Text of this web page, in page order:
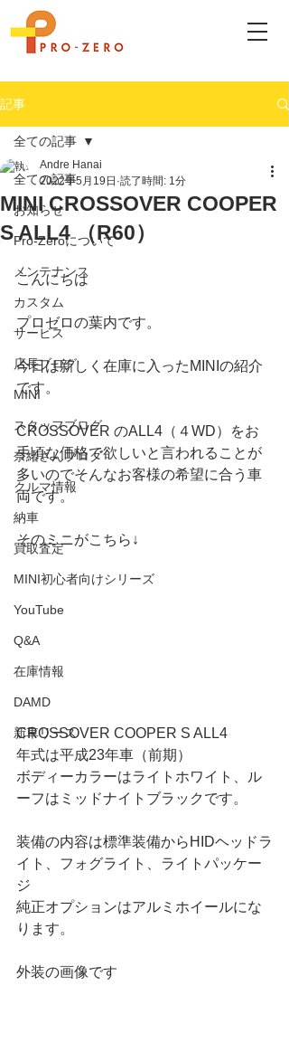
記事
全ての記事
お知らせ
Pro-Zeroについて
メンテナンス
カスタム
サービス
店長ブログ
MINI
スタッフブログ
奈緒さんブログ
クルマ情報
納車
買取査定
MINI初心者向けシリーズ
YouTube
Q&A
在庫情報
DAMD
新車リース
全ての記事
MINI CROSSOVER COOPER
S ALL4 （R60）
Andre Hanai
2022年5月19日 読了時間: 1分
こんにちは
プロゼロの葉内です。
今日は新しく在庫に入ったMINIの紹介
です。
CROSSOVER のALL4（４WD）をお
手頃な価格で欲しいと言われることが
多いのでそんなお客様の希望に合う車
両です。
そのミニがこちら↓
CROSSOVER COOPER S ALL4
年式は平成23年車（前期）
ボディーカラーはライトホワイト、ル
ーフはミッドナイトブラックです。
装備の内容は標準装備からHIDヘッドラ
イト、フォグライト、ライトパッケー
ジ
純正オプションはアルミホイールにな
ります。
外装の画像です